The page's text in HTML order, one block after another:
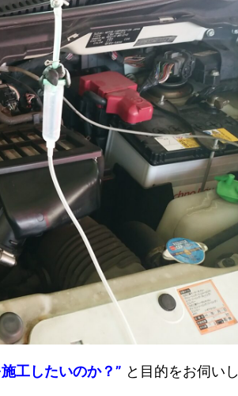
工したいのか？” と目的をお伺いし